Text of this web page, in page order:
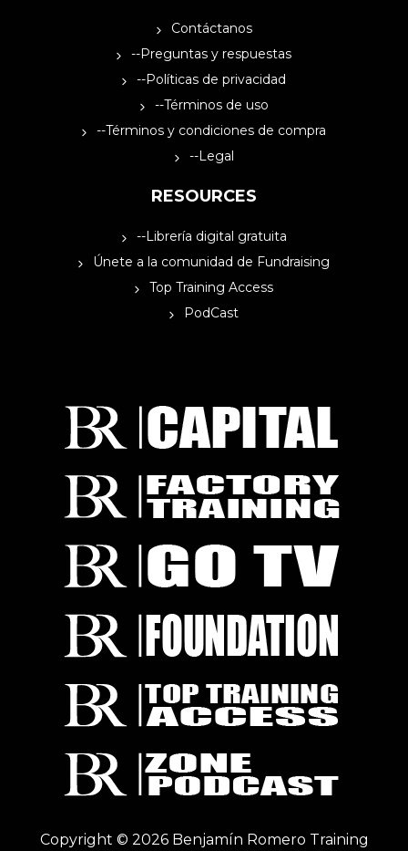
Contáctanos
--Preguntas y respuestas
--Políticas de privacidad
--Términos de uso
--Términos y condiciones de compra
--Legal
RESOURCES
--Librería digital gratuita
Únete a la comunidad de Fundraising
Top Training Access
PodCast
Copyright © 2026 Benjamín Romero Training